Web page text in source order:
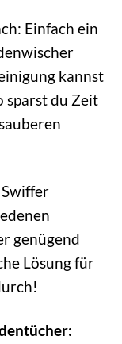
Einfach ein
kannst
sparst du Zeit
genügend
Lösung für